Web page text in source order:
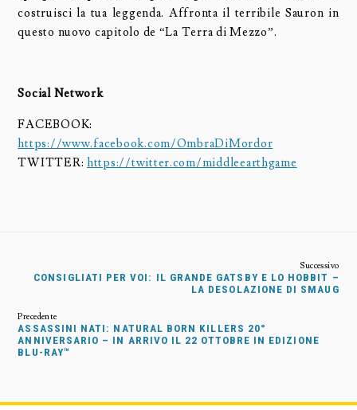
costruisci la tua leggenda. Affronta il terribile Sauron in
questo nuovo capitolo de “La Terra di Mezzo”.
Social Network
FACEBOOK:
https://www.facebook.com/OmbraDiMordor
TWITTER:https://twitter.com/middleearthgame
CONSIGLIATI PER VOI: IL GRANDE GATSBY E LO HOBBIT –
LA DESOLAZIONE DI SMAUG
ASSASSINI NATI: NATURAL BORN KILLERS 20°
ANNIVERSARIO – IN ARRIVO IL 22 OTTOBRE IN EDIZIONE
BLU-RAY™